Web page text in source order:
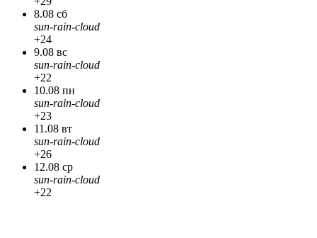
8.08 сб
sun-rain-cloud
+24
9.08 вс
sun-rain-cloud
+22
10.08 пн
sun-rain-cloud
+23
11.08 вт
sun-rain-cloud
+26
12.08 ср
sun-rain-cloud
+22